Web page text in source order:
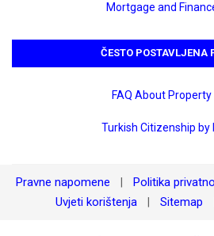
Mortgage and
ČESTO POSTAVLJENA
FAQ About
Turkish Citizenship
Pravne napomene Politika
Uvjeti korištenja Sitemap